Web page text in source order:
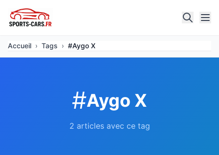
Accueil › Tags › #Aygo X
#Aygo X
2 articles avec ce tag